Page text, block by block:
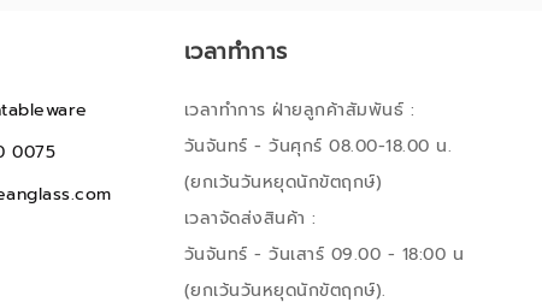
0075
เวลาทำการ
เวลาทำการ ฝ่ายลูกค้าสัมพันธ์ :
วันจันทร์ - วันศุกร์ 08.00-18.00 น.
(ยกเว้นวันหยุดนักขัตฤกษ์)
เวลาจัดส่งสินค้า :
วันจันทร์ - วันเสาร์ 09.00 - 18:00 น
(ยกเว้นวันหยุดนักขัตฤกษ์).